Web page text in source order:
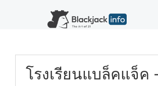
โรงเรียนแบล็คแจ็ค